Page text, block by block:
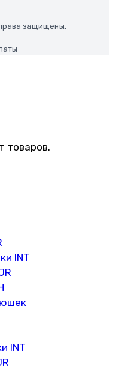
защищены.
товаров.
INT
INT